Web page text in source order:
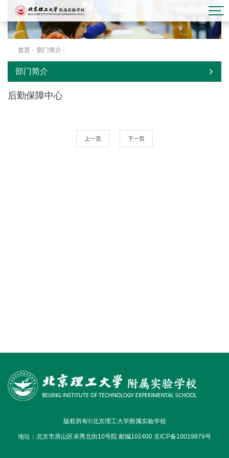
首页 - 部门简介 -
部门简介
后勤保障中心
上一页 下一页
版权所有©北京理工大学附属实验学校
地址：北京市房山区卓秀北街10号院 邮编102400 京ICP备10019879号